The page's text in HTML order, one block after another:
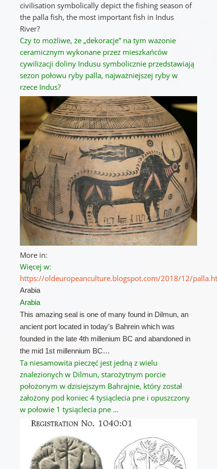
civilisation symbolically depict the fishing season of
the palla fish, the most important fish in Indus
River?
Czy to możliwe, że „dekoracje” na tym wazonie
ceramicznym wykonane przez mieszkańców
cywilizacji doliny Indusu symbolicznie przedstawiają
sezon połowu ryby palla, najważniejszej ryby w
rzece Indus?
More in:
Więcej w:
https://oldeuropeanculture.blogspot.com/2018/12/
Arabia
Arabia
This amazing seal is one of many found in Dilmun, an
ancient port located in today’s Bahrein which was
founded in the late 4th millenium BC and abandoned in
the mid 1st millennium BC…
Ta niesamowita pieczęć jest jedną z wielu
znalezionych w Dilmun, starożytnym porcie
położonym w dzisiejszym Bahrajnie, który został
założony pod koniec 4 tysiąclecia pne i opuszczony
w połowie 1 tysiąclecia pne …